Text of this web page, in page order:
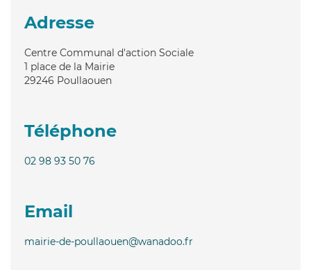
Adresse
Centre Communal d'action Sociale
1 place de la Mairie
29246 Poullaouen
Téléphone
02 98 93 50 76
Email
mairie-de-poullaouen@wanadoo.fr